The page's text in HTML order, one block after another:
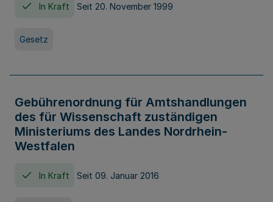
In Kraft Seit 20. November 1999
Gesetz
Gebührenordnung für Amtshandlungen
des für Wissenschaft zuständigen
Ministeriums des Landes Nordrhein-
Westfalen
In Kraft Seit 09. Januar 2016